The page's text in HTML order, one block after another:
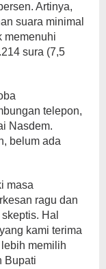
Artinya,
suara minimal
memenuhi
sura (7,5
telepon,
Nasdem.
belum ada
masa
ragu dan
Hal
kami terima
memilih
Bupati